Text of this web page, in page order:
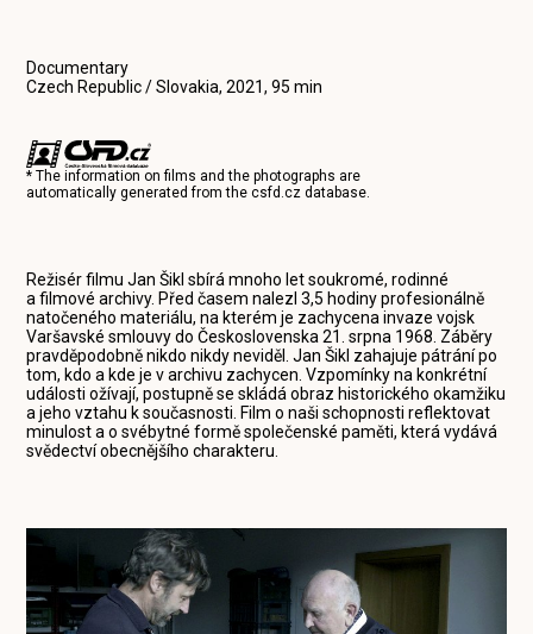
Documentary
Czech Republic / Slovakia, 2021, 95 min
* The information on films and the photographs are
automatically generated from thecsfd.cz database.
Režisér filmu Jan Šikl sbírá mnoho let soukromé, rodinné
a filmové archivy. Před časem nalezl 3,5 hodiny profesionálně
natočeného materiálu, na kterém je zachycena invaze vojsk
Varšavské smlouvy do Československa 21. srpna 1968. Záběry
pravděpodobně nikdo nikdy neviděl. Jan Šikl zahajuje pátrání po
tom, kdo a kde je v archivu zachycen. Vzpomínky na konkrétní
události ožívají, postupně se skládá obraz historického okamžiku
a jeho vztahu k současnosti. Film o naši schopnosti reflektovat
minulost a o svébytné formě společenské paměti, která vydává
svědectví obecnějšího charakteru.